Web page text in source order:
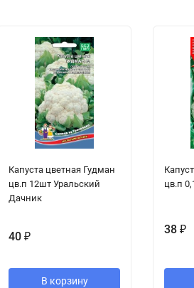
Капуста цветная Гудман
цв.п 12шт Уральский
Дачник
40 ₽
В корзину
цв.п
38 ₽